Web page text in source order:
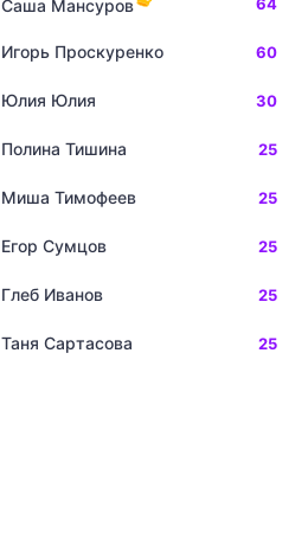
Саша Мансуров
Игорь Проскуренко 60
Юлия Юлия 30
Полина Тишина 25
Миша Тимофеев 25
Егор Сумцов 25
Глеб Иванов 25
Таня Сартасова 25